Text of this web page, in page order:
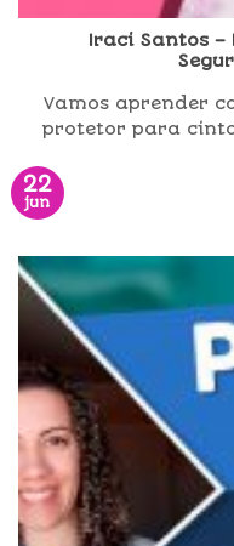
Iraci Santos
Vamos aprender
protetor para
22
jun